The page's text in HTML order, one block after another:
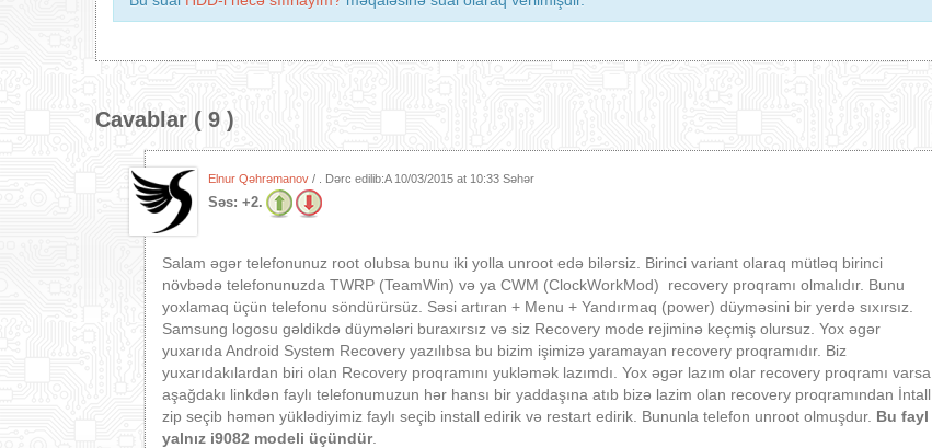
Cavablar ( 9 )
Elnur Qəhrəmanov / . Dərc edilib:A 10/03/2015 at 10:33 Səhər
Səs: +2.
Salam əgər telefonunuz root olubsa bunu iki yolla unroot edə bilərsiz. Birinci variant olaraq mütləq birinci
növbədə telefonunuzda TWRP (TeamWin) və ya CWM (ClockWorkMod) recovery proqramı olmalıdır. Bunu
yoxlamaq üçün telefonu söndürürsüz. Səsi artıran + Menu + Yandırmaq (power) düyməsini bir yerdə sıxırsız.
Samsung logosu gəldikdə düymələri buraxırsız və siz Recovery mode rejiminə keçmiş olursuz. Yox əgər
yuxarıda Android System Recovery yazılıbsa bu bizim işimizə yaramayan recovery proqramıdır. Biz
yuxarıdakılardan biri olan Recovery proqramını yukləmək lazımdı. Yox əgər lazım olar recovery proqramı varsa
aşağdakı linkdən faylı telefonumuzun hər hansı bir yaddaşına atıb bizə lazim olan recovery proqramından İntall
zip seçib həmən yüklədiyimiz faylı seçib install edirik və restart edirik. Bununla telefon unroot olmuşdur. Bu fayl
yalnız i9082 modeli üçündür.